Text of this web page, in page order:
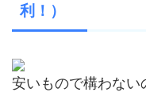
利！）
安いもので構わない